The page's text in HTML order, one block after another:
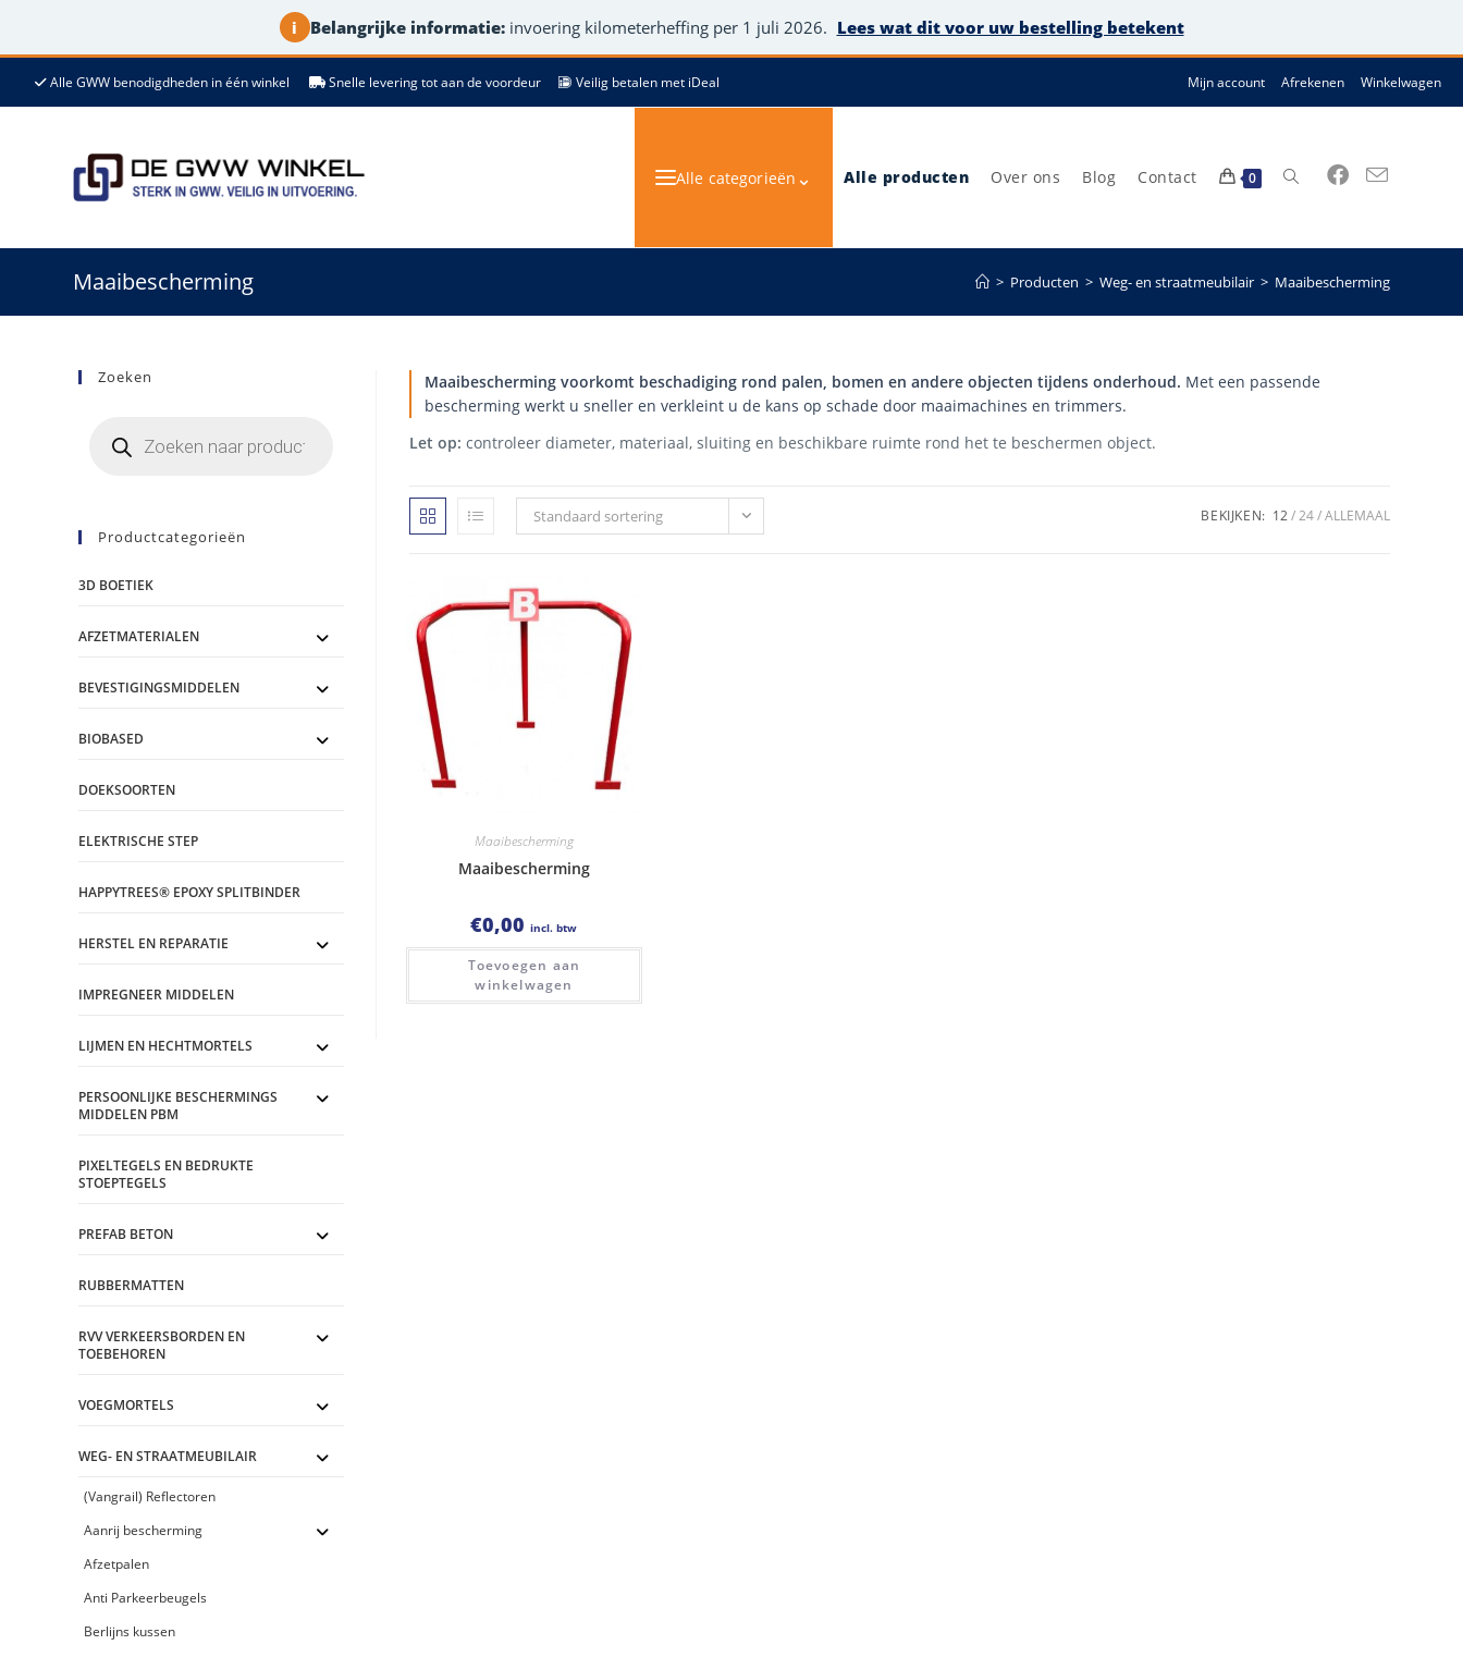
i Belangrijke informatie:invoering kilometerheffing per 1 juli 2026. Lees wat dit voor uw bestelling betekent
Mijn account Afrekenen Winkelwagen
Alle GWW benodigdheden in één winkel Snelle levering tot aan de voordeur Veilig betalen met iDeal
Alle categorieën ⌄ Alle producten Over ons Blog Contact 0 Toggle
site
Maaibescherming > Producten > Weg- en straatmeubilair > Maaibescherming
Maaibescherming voorkomt beschadiging rond palen, bomen en andere objecten tijdens onderhoud. Met een passende
bescherming werkt u sneller en verkleint u de kans op schade door maaimachines en trimmers.
Let op: controleer diameter, materiaal, sluiting en beschikbare ruimte rond het te beschermen object.
Standaard sortering BEKIJKEN: 12 24 ALLEMAAL
Maaibescherming
Maaibescherming
€0,00 incl. btw
Toevoegen aan
winkelwagen
Zoeken
zoeken
Productcategorieën
3D BOETIEK
AFZETMATERIALEN
BEVESTIGINGSMIDDELEN
BIOBASED
DOEKSOORTEN
ELEKTRISCHE STEP
HAPPYTREES® EPOXY SPLITBINDER
HERSTEL EN REPARATIE
IMPREGNEER MIDDELEN
LIJMEN EN HECHTMORTELS
PERSOONLIJKE BESCHERMINGS
MIDDELEN PBM
PIXELTEGELS EN BEDRUKTE
STOEPTEGELS
PREFAB BETON
RUBBERMATTEN
RVV VERKEERSBORDEN EN
TOEBEHOREN
VOEGMORTELS
WEG- EN STRAATMEUBILAIR
(Vangrail) Reflectoren
Aanrij bescherming
Afzetpalen
Anti Parkeerbeugels
Berlijns kussen